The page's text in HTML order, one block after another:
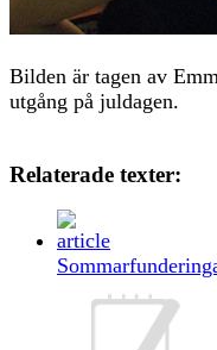
Bilden är tagen av
utgång på juldagen.
Relaterade texter: